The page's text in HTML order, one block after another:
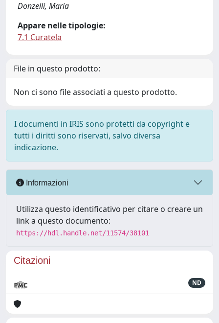
Donzelli, Maria
Appare nelle tipologie:
7.1 Curatela
File in questo prodotto:
Non ci sono file associati a questo prodotto.
I documenti in IRIS sono protetti da copyright e
tutti i diritti sono riservati, salvo diversa
indicazione.
Informazioni
Utilizza questo identificativo per citare o creare un
link a questo documento:
https://hdl.handle.net/11574/38101
Citazioni
ND